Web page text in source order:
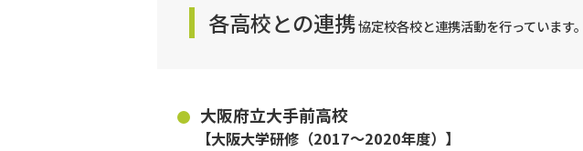
各高校との連携協定校各校と連携活動を行っています。
大阪府立大手前高校
【大阪大学研修（2017～2020年度）】